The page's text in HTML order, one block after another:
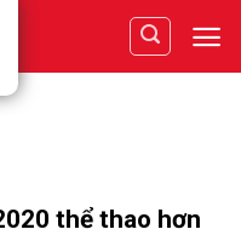
thể thao hơn